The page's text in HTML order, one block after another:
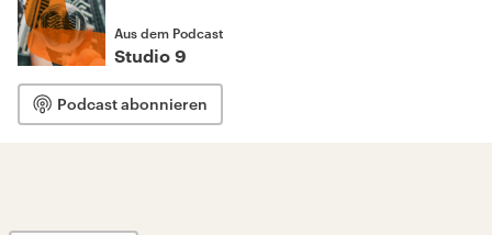
Aus dem Podcast
Studio 9
Podcast abonnieren